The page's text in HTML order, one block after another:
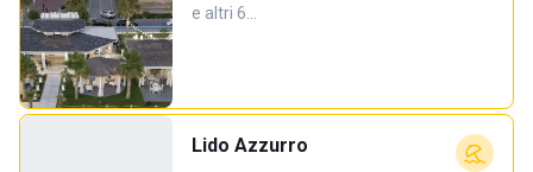
e altri 6…
Lido Azzurro